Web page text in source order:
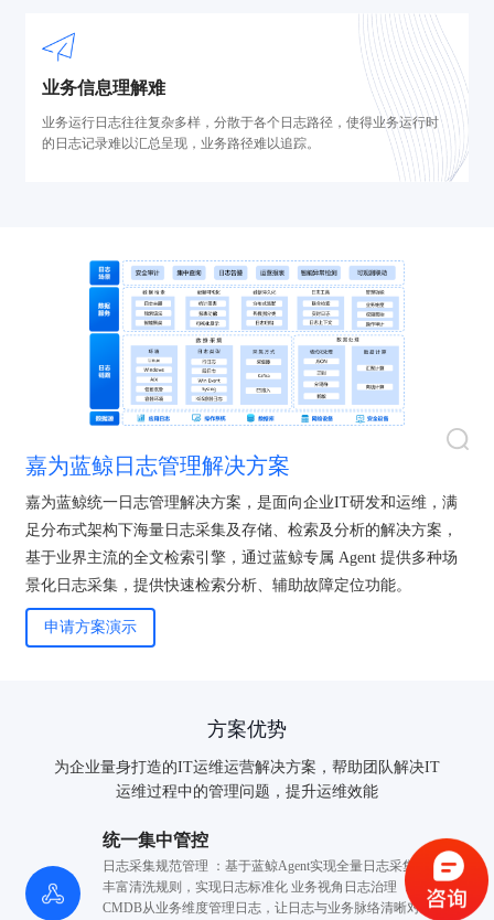
业务信息理解难
业务运行日志往往复杂多样，分散于各个日志路径，使得业务运行时
的日志记录难以汇总呈现，业务路径难以追踪。
嘉为蓝鲸日志管理解决方案
嘉为蓝鲸统一日志管理解决方案，是面向企业IT研发和运维，满
足分布式架构下海量日志采集及存储、检索及分析的解决方案，
基于业界主流的全文检索引擎，通过蓝鲸专属 Agent 提供多种场
景化日志采集，提供快速检索分析、辅助故障定位功能。
申请方案演示
方案优势
为企业量身打造的IT运维运营解决方案，帮助团队解决IT
运维过程中的管理问题，提升运维效能
统一集中管控
日志采集规范管理 ：基于蓝鲸Agent实现全量日志采集，支持
丰富清洗规则，实现日志标准化 业务视角日志治理 ：依托
CMDB从业务维度管理日志，让日志与业务脉络清晰对应 细粒
验证码登录 密码登录
获取验证码